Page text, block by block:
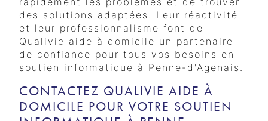
des solutions adaptées. Leur réactivité
et leur professionnalisme font de
Qualivie aide à domicile un partenaire
de confiance pour tous vos besoins en
soutien informatique à Penne-d'Agenais.
CONTACTEZ QUALIVIE AIDE À
DOMICILE POUR VOTRE SOUTIEN